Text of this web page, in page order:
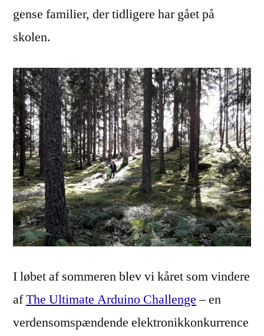
gense familier, der tidligere har gået på
skolen.
I løbet af sommeren blev vi kåret som vindere
afThe Ultimate Arduino Challenge– en
verdensomspændende elektronikkonkurrence